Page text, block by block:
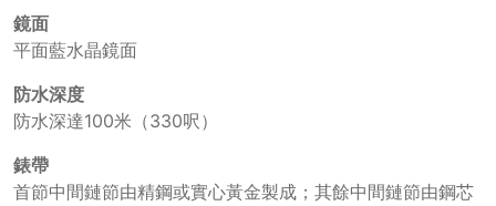
鏡面
平面藍水晶鏡面
防水深度
防水深達100米（330呎）
錶帶
首節中間鏈節由精鋼或實心黃金製成；其餘中間鏈節由鋼芯